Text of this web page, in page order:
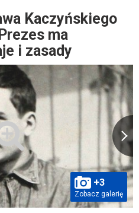
Kaczyńskiego
ma
i zasady
+3
Zobacz galerię